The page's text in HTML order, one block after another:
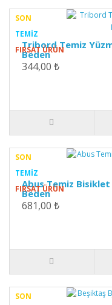
SON
TEMIZ
FIRSAT ÜRÜN
Tribord Temiz
Beden
344,00 ₺
SON
TEMIZ
FIRSAT ÜRÜN
Abus Temiz Bisiklet
Beden
681,00 ₺
SON